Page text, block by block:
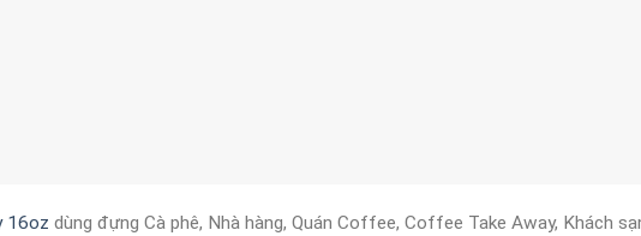
16oz dùng đựng Cà phê, Nhà hàng, Quán Coffee, Coffee Take Away, Khách